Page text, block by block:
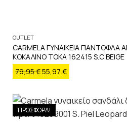
OUTLET
CARMELA ΓΥΝΑΙΚΕΙΑ
ΚΟΚΑΛΙΝΟ ΤΟΚΑ 162415 S.C BEIGE
79,95€55,97 €
ΠΡΟΣΦΟΡΑ!